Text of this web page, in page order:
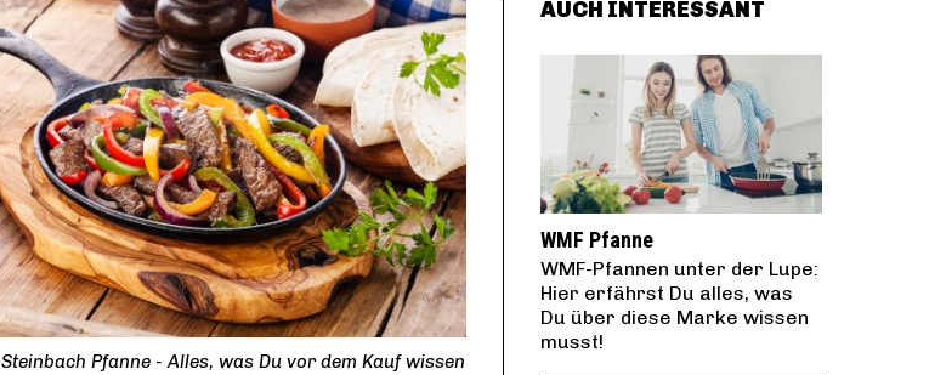
Steinbach Pfanne - Alles, was Du vor dem Kauf wissen
AUCH INTERESSANT
WMF Pfanne
WMF-Pfannen unter der Lupe:
Hier erfährst Du alles, was
Du über diese Marke wissen
musst!